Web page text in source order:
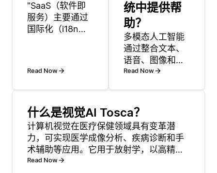
"SaaS（软件即
服务）主要通过
国际化（i18n）
际化是设计软件
的一种方式，使
不同的语言和地
区，而本地化则
是针对特定语言
或文化对软件进
行实际适应。这
Read Now
统中提供帮
助？
多模态人工智能
通过整合文本、
语音、图像和视
频等多种形式的
而创造出更具吸
引力和个性化的
学习体验。例
如，如果学生在
解决数学问题时
Read Now
什么是视觉AI Tosca？
计算机视觉在医疗保健领域具有变革潜
力，可实现医学成像分析、疾病诊断和手
术辅助等应用。它用于放射学，以高精度
检测x射线，mri和ct扫描中的异常，有助
Read Now